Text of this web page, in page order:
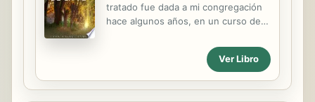
tratado fue dada a mi congregación
hace algunos años, en un curso de
entonces que tal vez lo que había
instruido a mi propio rebaño podría
otros; pero por una u otra razón el
Ver Libro